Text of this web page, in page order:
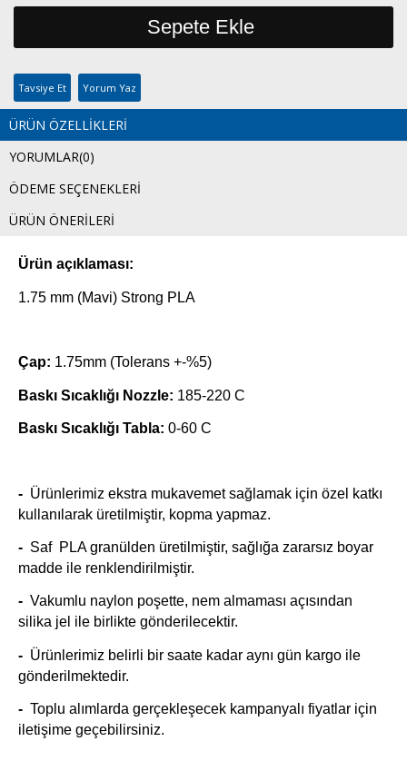
Tavsiye Et Yorum Yaz
ÜRÜN ÖZELLIKLERI
YORUMLAR(0)
ÖDEME SEÇENEKLERI
ÜRÜN ÖNERILERI
Ürün açıklaması:
1.75 mm (Mavi) Strong PLA
Çap: 1.75mm (Tolerans +-%5)
Baskı Sıcaklığı Nozzle: 185-220 C
Baskı Sıcaklığı Tabla: 0-60 C
- Ürünlerimiz ekstra mukavemet sağlamak için özel katkı
kullanılarak üretilmiştir, kopma yapmaz.
- Saf PLA granülden üretilmiştir, sağlığa zararsız boyar
madde ile renklendirilmiştir.
- Vakumlu naylon poşette, nem almaması açısından
silika jel ile birlikte gönderilecektir.
- Ürünlerimiz belirli bir saate kadar aynı gün kargo ile
gönderilmektedir.
- Toplu alımlarda gerçekleşecek kampanyalı fiyatlar için
iletişime geçebilirsiniz.